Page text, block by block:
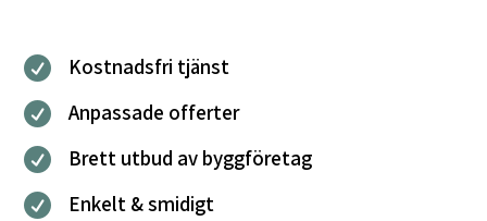
 Kostnadsfri tjänst
 Anpassade offerter
 Brett utbud av byggföretag
 Enkelt & smidigt